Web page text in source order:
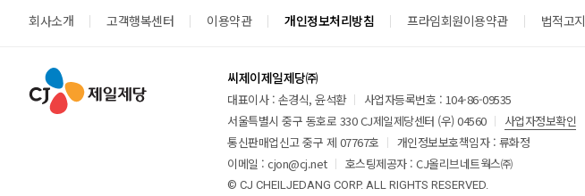
회사소개 고객행복센터 이용약관 개인정보처리방침 프라임회원이용약관 법적고지
씨제이제일제당㈜
대표이사 : 손경식, 윤석환
사업자등록번호 : 104-86-09535
서울특별시 중구 동호로 330 CJ제일제당센터 (우) 04560
사업자정보확인
통신판매업신고 중구 제 07767호
개인정보보호책임자 : 류화정
이메일 : cjon@cj.net
호스팅제공자 : CJ올리브네트웍스㈜
© CJ CHEILJEDANG CORP. ALL RIGHTS RESERVED.